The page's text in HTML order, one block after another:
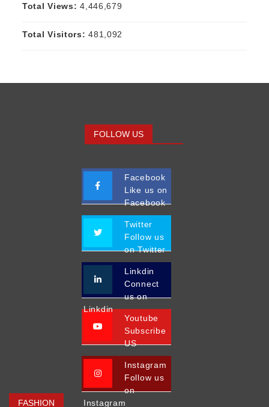
Total Views:4,446,679
Total Visitors:481,092
FASHION
FOLLOW US
Facebook
Like us on
Facebook
Twitter
Follow us
on Twitter
Linkdin
Connect
us on
Linkdin
Youtube
Subscribe
US
Instagram
Follow us
on
Instagram